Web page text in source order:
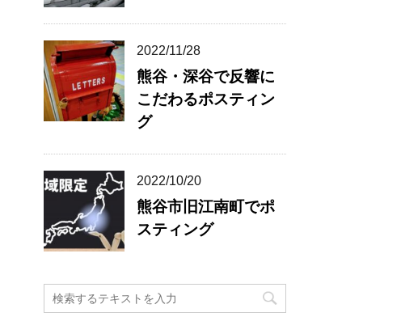
2022/11/28
熊谷・深谷で反響に
こだわるポスティン
グ
2022/10/20
熊谷市旧江南町でポ
スティング